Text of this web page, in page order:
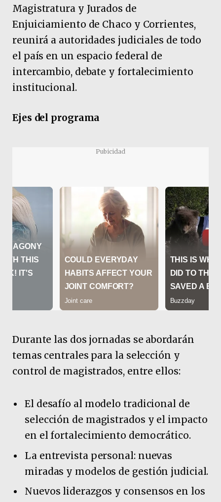
Magistratura y Jurados de
Enjuiciamiento de Chaco y Corrientes,
reunirá a autoridades judiciales de todo
el país en un espacio federal de
intercambio, debate y fortalecimiento
institucional.
Ejes del programa
Pubicidad
Durante las dos jornadas se abordarán
temas centrales para la selección y
control de magistrados, entre ellos:
El desafío al modelo tradicional de
selección de magistrados y el impacto
en el fortalecimiento democrático.
La entrevista personal: nuevas
miradas y modelos de gestión judicial.
Nuevos liderazgos y consensos en los